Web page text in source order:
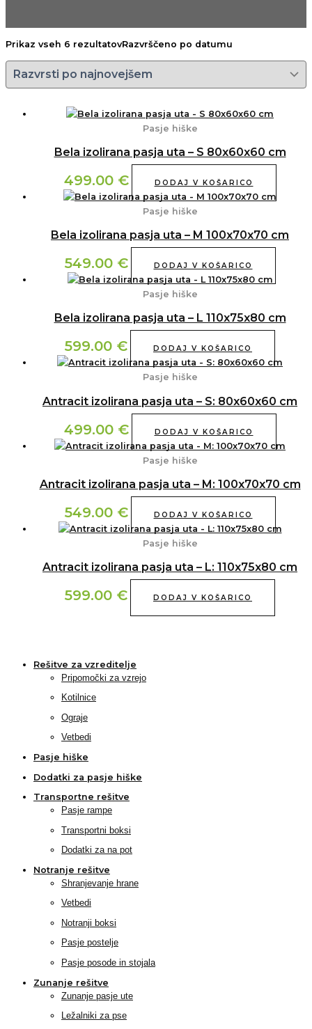
Rešitve za vzreditelje
Pripomočki za vzrejo
Kotilnice
Ograje
Vetbedi
Pasje hiške
Dodatki za pasje hiške
Transportne rešitve
Pasje rampe
Transportni boksi
Dodatki za na pot
Notranje rešitve
Shranjevanje hrane
Vetbedi
Notranji boksi
Pasje postelje
Pasje posode in stojala
Zunanje rešitve
Zunanje pasje ute
Ležalniki za pse
Prikaz vseh 6 rezultatovRazvrščeno po datumu
Pasje hiške
Bela izolirana pasja uta – S 80x60x60 cm
499.00 € DODAJ V KOŠARICO
Pasje hiške
Bela izolirana pasja uta – M 100x70x70 cm
549.00 € DODAJ V KOŠARICO
Pasje hiške
Bela izolirana pasja uta – L 110x75x80 cm
599.00 € DODAJ V KOŠARICO
Pasje hiške
Antracit izolirana pasja uta – S: 80x60x60 cm
499.00 € DODAJ V KOŠARICO
Pasje hiške
Antracit izolirana pasja uta – M: 100x70x70 cm
549.00 € DODAJ V KOŠARICO
Pasje hiške
Antracit izolirana pasja uta – L: 110x75x80 cm
599.00 € DODAJ V KOŠARICO